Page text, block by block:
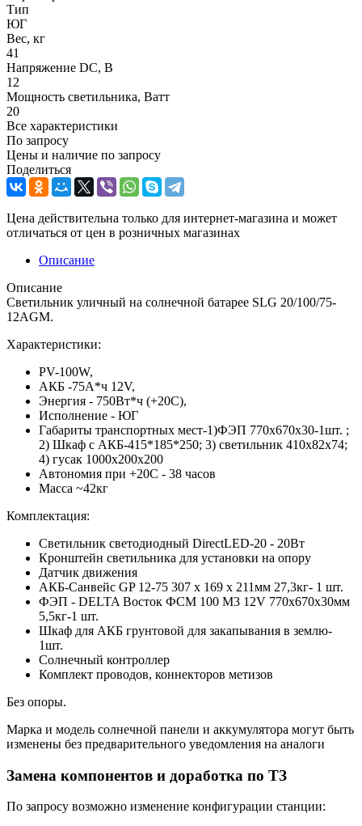
Тип
ЮГ
Вес, кг
41
Напряжение DC, В
12
Мощность светильника, Ватт
20
Все характеристики
По запросу
Цены и наличие по запросу
Поделиться
Цена действительна только для интернет-магазина и может
отличаться от цен в розничных магазинах
Описание
Описание
Светильник уличный на солнечной батарее SLG 20/100/75-
12AGM.
Характеристики:
PV-100W,
АКБ -75А*ч 12V,
Энергия - 750Вт*ч (+20С),
Исполнение - ЮГ
Габариты транспортных мест-1)ФЭП 770х670х30-1шт. ;
2) Шкаф с АКБ-415*185*250; 3) светильник 410x82x74;
4) гусак 1000х200х200
Автономия при +20С - 38 часов
Масса ~42кг
Комплектация:
Светильник светодиодный DirectLED-20 - 20Вт
Кронштейн светильника для установки на опору
Датчик движения
АКБ-Санвейс GP 12-75 307 x 169 x 211мм 27,3кг- 1 шт.
ФЭП - DELTA Восток ФСМ 100 М3 12V 770х670х30мм
5,5кг-1 шт.
Шкаф для АКБ грунтовой для закапывания в землю-
1шт.
Солнечный контроллер
Комплект проводов, коннекторов метизов
Без опоры.
Марка и модель солнечной панели и аккумулятора могут быть
изменены без предварительного уведомления на аналоги
Замена компонентов и доработка по ТЗ
По запросу возможно изменение конфигурации станции: